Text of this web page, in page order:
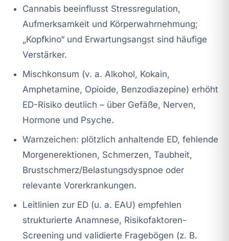
Cannabis beeinflusst Stressregulation,
Aufmerksamkeit und Körperwahrnehmung;
„Kopfkino“ und Erwartungsangst sind häufige
Verstärker.
Mischkonsum (v. a. Alkohol, Kokain,
Amphetamine, Opioide, Benzodiazepine) erhöht
ED-Risiko deutlich – über Gefäße, Nerven,
Hormone und Psyche.
Warnzeichen: plötzlich anhaltende ED, fehlende
Morgenerektionen, Schmerzen, Taubheit,
Brustschmerz/Belastungsdyspnoe oder
relevante Vorerkrankungen.
Leitlinien zur ED (u. a. EAU) empfehlen
strukturierte Anamnese, Risikofaktoren-
Screening und validierte Fragebögen (z. B.